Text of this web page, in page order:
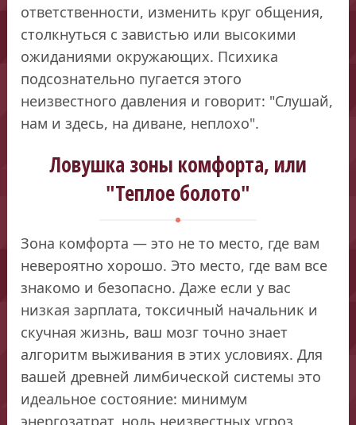
ответственности, изменить круг общения,
столкнуться с завистью или высокими
ожиданиями окружающих. Психика
подсознательно пугается этого
неизвестного давления и говорит: "Слушай,
нам и здесь, на диване, неплохо".
Ловушка зоны комфорта, или
"Теплое болото"
Зона комфорта — это не то место, где вам
невероятно хорошо. Это место, где вам все
знакомо и безопасно. Даже если у вас
низкая зарплата, токсичный начальник и
скучная жизнь, ваш мозг точно знает
алгоритм выживания в этих условиях. Для
вашей древней лимбической системы это
идеальное состояние: минимум
энергозатрат, ноль неизвестных угроз.